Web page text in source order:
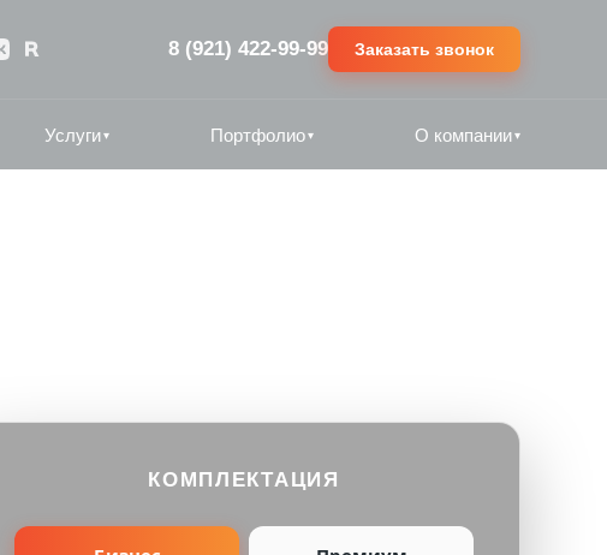
8 (921) 422-99-99 Заказать звонок
Услуги ▾ Портфолио▾ О компании▾
КОМПЛЕКТАЦИЯ